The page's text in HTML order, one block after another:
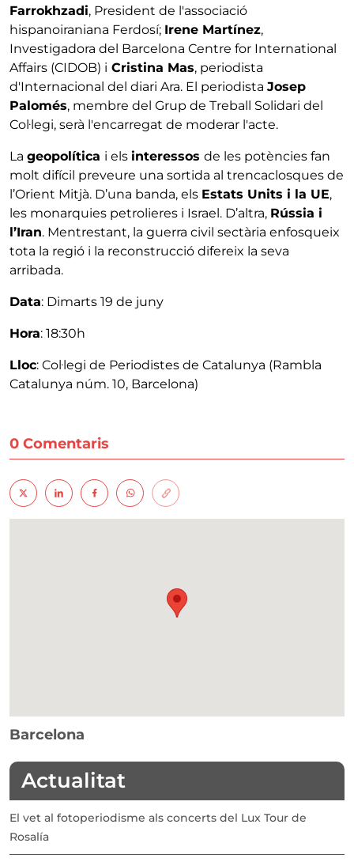
Farrokhzadi, President de l'associació
hispanoiraniana Ferdosí; Irene Martínez,
Investigadora del Barcelona Centre for International
Affairs (CIDOB) i Cristina Mas, periodista
d'Internacional del diari Ara. El periodista Josep
Palomés, membre del Grup de Treball Solidari del
Col·legi, serà l'encarregat de moderar l'acte.
La geopolítica i els interessos de les potències fan
molt difícil preveure una sortida al trencaclosques de
l’Orient Mitjà. D’una banda, els Estats Units i la UE,
les monarquies petrolieres i Israel. D’altra, Rússia i
l’Iran. Mentrestant, la guerra civil sectària enfosqueix
tota la regió i la reconstrucció difereix la seva
arribada.
Data: Dimarts 19 de juny
Hora: 18:30h
Lloc: Col·legi de Periodistes de Catalunya (Rambla
Catalunya núm. 10, Barcelona)
0 Comentaris
Barcelona
Actualitat
El vet al fotoperiodisme als concerts del Lux Tour de
Rosalía